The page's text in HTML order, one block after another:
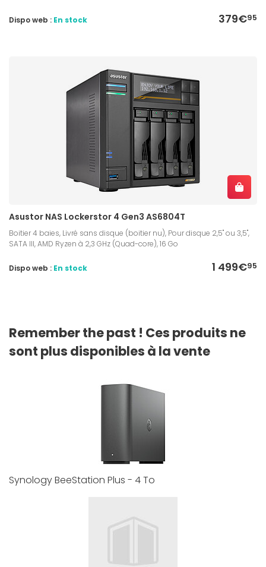
379€95
Dispo web : En stock
Asustor NAS Lockerstor 4 Gen3 AS6804T
Boitier 4 baies, Livré sans disque (boitier nu), Pour disque 2,5" ou 3,5",
SATA III, AMD Ryzen à 2,3 GHz (Quad-core), 16 Go
1 499€95
Dispo web : En stock
Remember the past ! Ces produits ne
sont plus disponibles à la vente
Synology BeeStation Plus - 4 To